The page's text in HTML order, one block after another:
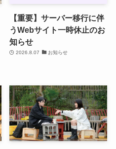
【重要】サーバー移行に伴
うWebサイト一時休止のお
知らせ
2026.8.07 お知らせ